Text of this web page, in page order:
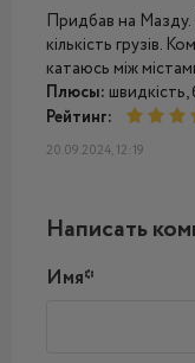
Придбав на Мазду.
кількість грузів.
катаюсь між
Плюсы:
Рейтинг:
20.09.2024, 12:19
Написать
Имя*